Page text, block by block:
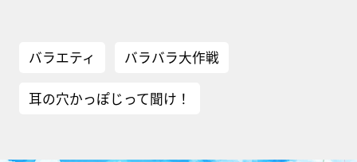
バラエティ バラバラ大作戦
耳の穴かっぽじって聞け！